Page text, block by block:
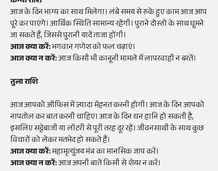
आज के दिन भाग्य का साथ मिलेगा। लंबे समय से रुके हुए काम आज आप
पूरे कर पाएंगे। आर्थिक स्थिति सामान्य रहेगी। पुराने दोस्तों के साथ घूमने
जा सकते हैं, जिससे पुरानी यादें ताजा होंगी।
आज क्या करें:भगवान गणेश को फल चढ़ाएं।
आज क्या न करें:आज किसी भी कानूनी मामले में लापरवाही न बरतें।
तुला राशि
आज आपको ऑफिस में ज्यादा मेहनत करनी होगी। आज के दिन आपको
नापतोल कर बात करनी चाहिए। आज के दिन धन हानि हो सकती है,
इसलिए सट्टेबाजी या लॉटरी से पूरी तरह दूर रहें। जीवनसाथी के साथ कुछ
विचारों को लेकर मतभेद हो सकते हैं।
आज क्या करें:महामृत्युंजय मंत्र का मानसिक जाप करें।
आज क्या न करें:आज अपनी बातें किसी से शेयर न करें।